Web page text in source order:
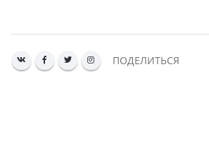
ПОДЕЛИТЬСЯ